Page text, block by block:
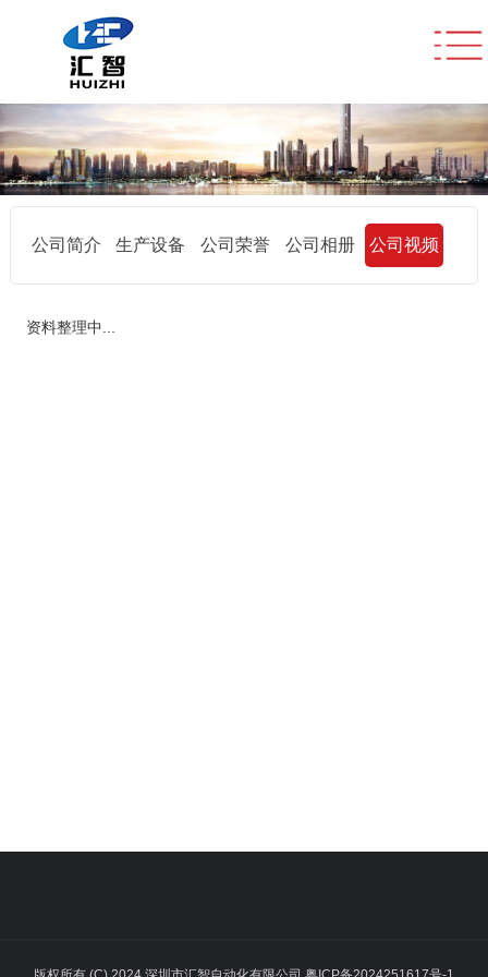
公司简介 生产设备 公司荣誉 公司相册 公司视频
资料整理中...